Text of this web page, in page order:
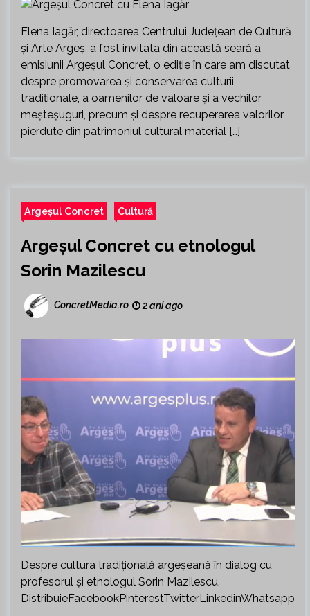
Elena Iagăr, directoarea Centrului Județean de Cultură
și Arte Argeș, a fost invitata din această seară a
emisiunii Argeșul Concret, o ediție în care am discutat
despre promovarea și conservarea culturii
tradiționale, a oamenilor de valoare și a vechilor
meșteșuguri, precum și despre recuperarea valorilor
pierdute din patrimoniul cultural material […]
Argeșul Concret Cultură
Argeșul Concret cu etnologul
Sorin Mazilescu
ConcretMedia.ro 2 ani ago
Despre cultura tradițională argeșeană în dialog cu
profesorul și etnologul Sorin Mazilescu.
DistribuieFacebookPinterestTwitterLinkedinWhatsapp